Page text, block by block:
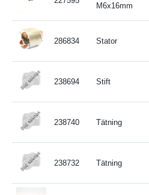
M6x16mm
286834 Stator
238694 Stift
238740 Tätning
238732 Tätning